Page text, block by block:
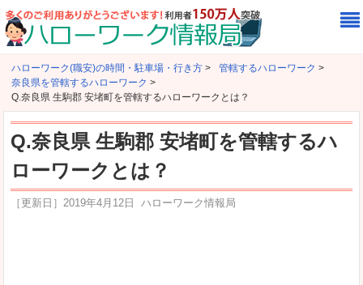
ハローワーク(職安)の時間・駐車場・行き方 > 管轄するハローワーク >
奈良県を管轄するハローワーク >
Q.奈良県 生駒郡 安堵町を管轄するハローワークとは？
Q.奈良県 生駒郡 安堵町を管轄するハ
ローワークとは？
［更新日］ 2019年4月12日 ハローワーク情報局